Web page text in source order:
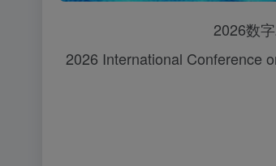
2026数
2026 International Conference